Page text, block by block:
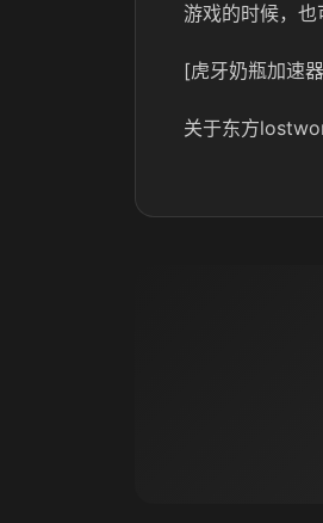
游戏的时候，也
[虎牙奶瓶加速
关于东方